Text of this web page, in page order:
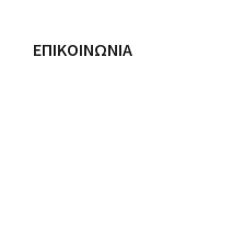
ΕΠΙΚΟΙΝΩΝΙΑ